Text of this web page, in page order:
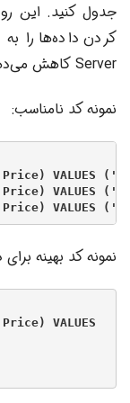
جدول کنید. این
Server کاهش می‌دهد.
نمونه کد نامناسب:
Price) VALUES
Price) VALUES
نمونه کد بهینه
VALUES